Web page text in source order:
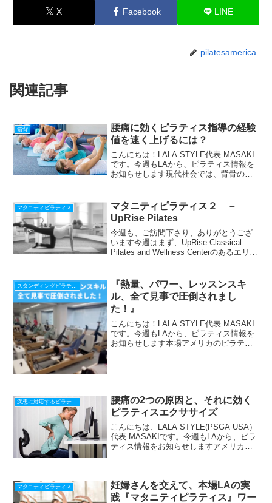
X Facebook LINE
pilatesamerica
関連記事
猫背
腰痛に効くピラティス指導の経験
値を速く上げるには？
こんにちは！LALA STYLE代表 MASAKI
です。今週もLAから、ピラティス情報を
お知らせします現代社会では、背骨の不
人、実に約2800万人が腰痛を持っている
と言...
マタニティピラティス
マタニティピラティス２ －
UpRise Pilates
今週も、ご訪問下さり、ありがとうござ
います今週はまず、UpRise Classical
Pilates and Wellness Centerのあるエリア
ないエリアです...
スタンディングピラティス
『熱量、パワー、レッスンスキ
ル、全て見事で圧倒されまし
た！』
こんにちは！LALA STYLE代表 MASAKI
です。今週もLAから、ピラティス情報を
お知らせします本場アメリカのピラティ
疾患に対応するピラティス
腰痛の2つの原因と、それに効く
ピラティスエクササイズ
こんにちは、LALA STYLE(PSGA USA）
代表 MASAKIです。今週もLAから、ピラ
ティス情報をお知らせしますアメリカで
マタニティピラティス
妊婦さんを交えて、本場LAの実
践『マタニティピラティス』ワー